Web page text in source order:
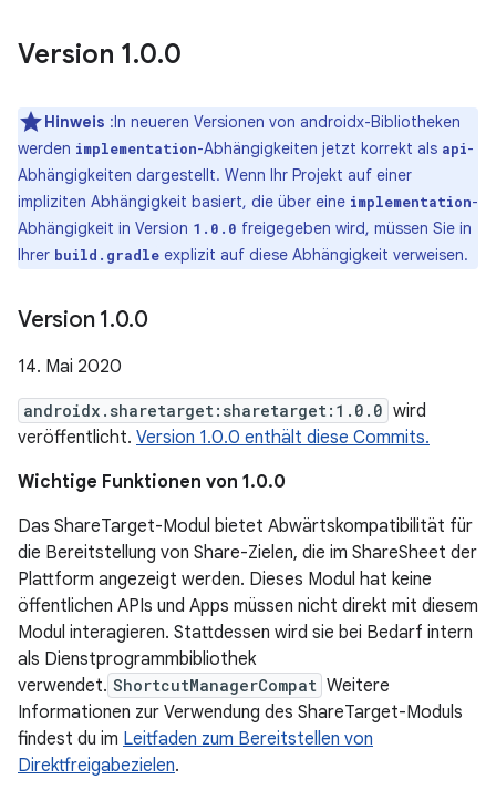
Version 1.0.0
Hinweis :In neueren Versionen von androidx-Bibliotheken
werden implementation-Abhängigkeiten jetzt korrekt als api-
Abhängigkeiten dargestellt. Wenn Ihr Projekt auf einer
impliziten Abhängigkeit basiert, die über eine implementation-
Abhängigkeit in Version 1.0.0 freigegeben wird, müssen Sie in
Ihrer build.gradle explizit auf diese Abhängigkeit verweisen.
Version 1.0.0
14. Mai 2020
androidx.sharetarget:sharetarget:1.0.0 wird
veröffentlicht. Version 1.0.0 enthält diese Commits.
Wichtige Funktionen von 1.0.0
Das ShareTarget-Modul bietet Abwärtskompatibilität für
die Bereitstellung von Share-Zielen, die im ShareSheet der
Plattform angezeigt werden. Dieses Modul hat keine
öffentlichen APIs und Apps müssen nicht direkt mit diesem
Modul interagieren. Stattdessen wird sie bei Bedarf intern
als Dienstprogrammbibliothek
verwendet. ShortcutManagerCompat Weitere
Informationen zur Verwendung des ShareTarget-Moduls
findest du im Leitfaden zum Bereitstellen von
Direktfreigabezielen.